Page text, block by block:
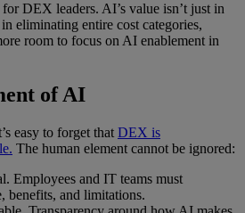
DEX leaders. AI’s value isn’t just in
eliminating entire cost categories,
room to focus on AI enablement in
of AI
easy to forget that DEX is
The human element cannot be ignored:
Employees and IT teams must
benefits, and limitations.